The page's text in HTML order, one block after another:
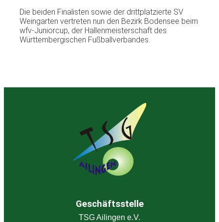
Die beiden Finalisten sowie der drittplatzierte SV
Weingarten vertreten nun den Bezirk Bodensee beim
wfv-Juniorcup, der Hallenmeisterschaft des
Württembergischen Fußballverbandes.
Geschäftsstelle
TSG Ailingen e.V.